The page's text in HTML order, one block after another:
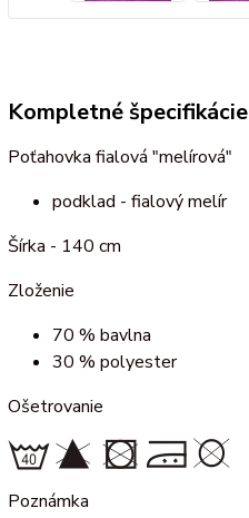
Kompletné špecifikácie
Poťahovka fialová "melírová"
podklad - fialový melír
Šírka - 140 cm
Zloženie
70 % bavlna
30 % polyester
Ošetrovanie
Poznámka